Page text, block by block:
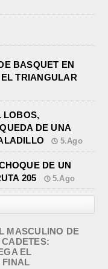
BASQUET EN
TRIANGULAR
LOBOS,
DE UNA
5.Ago
DE UN
205
5.Ago
MASCULINO DE
EL
FINAL